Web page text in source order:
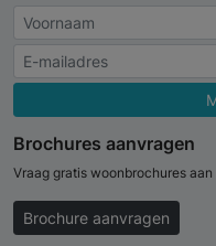
Brochures aanvragen
Vraag gratis woonbrochures
Brochure aanvragen